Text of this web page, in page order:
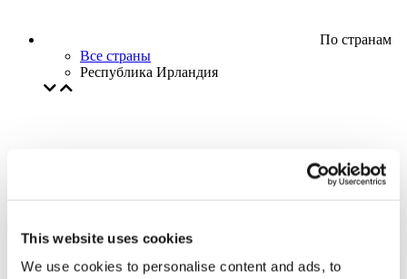
This website uses cookies
We use cookies to personalise content and ads, to
По странам
Все страны
Республика Ирландия